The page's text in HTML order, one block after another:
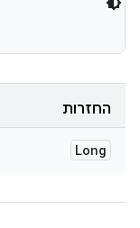
החזרות
Long